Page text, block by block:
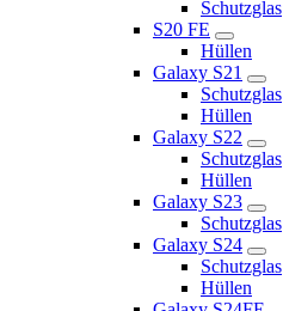
Schutzglas
S20 FE
Hüllen
Galaxy S21
Schutzglas
Hüllen
Galaxy S22
Schutzglas
Hüllen
Galaxy S23
Schutzglas
Galaxy S24
Schutzglas
Hüllen